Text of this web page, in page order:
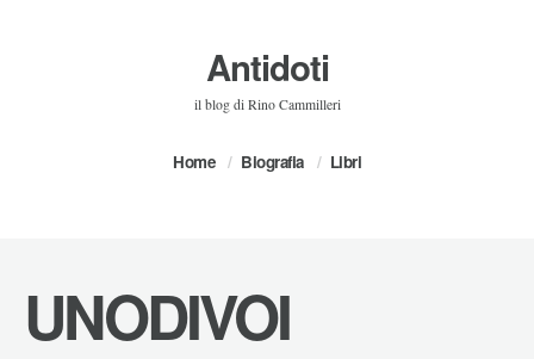
Antidoti
il blog di Rino Cammilleri
Home Biografia Libri
UNODIVOI